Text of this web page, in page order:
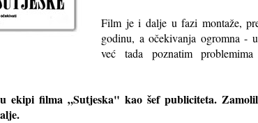
Film je i dalje u fazi montaže,
godinu, a očekivanja ogromna -
već tada poznatim
ekipi filma „Sutjeska" kao šef publiciteta.